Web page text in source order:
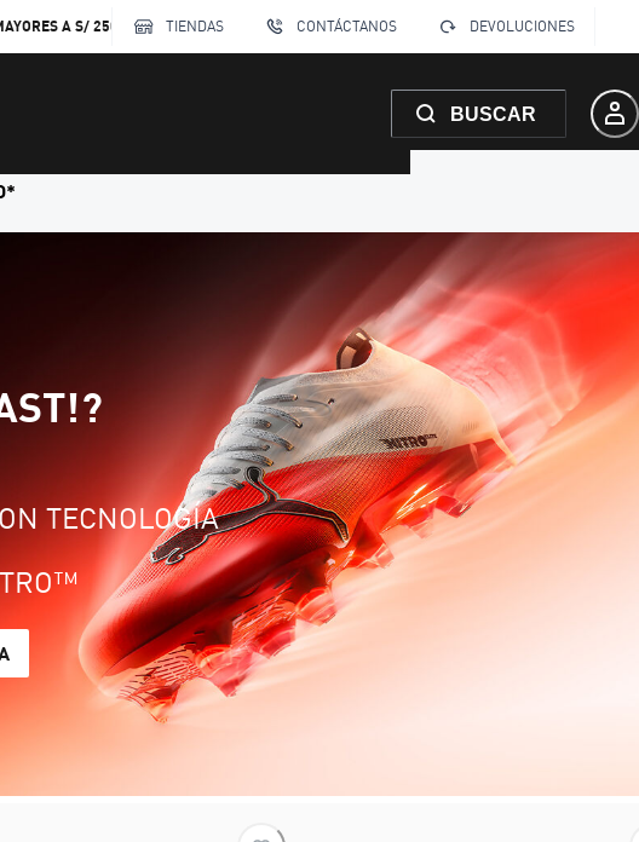
A S/ 250 TIENDAS CONTÁCTANOS DEVOLUCIONES
BUSCAR
TECNOLOGÍA